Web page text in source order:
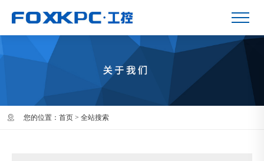
您的位置： 首页 > 全站搜索